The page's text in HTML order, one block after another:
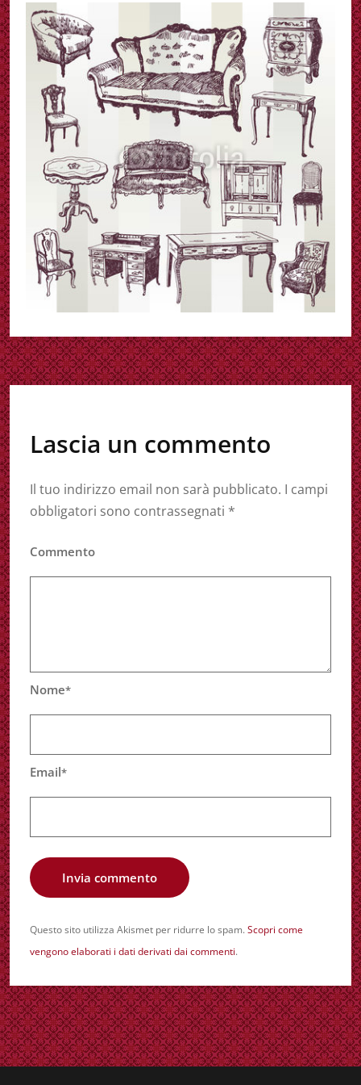
Lascia un commento
Il tuo indirizzo email non sarà pubblicato. I campi
obbligatori sono contrassegnati *
Commento
Nome*
Email*
Questo sito utilizza Akismet per ridurre lo spam.Scopri come
vengono elaborati i dati derivati dai commenti.